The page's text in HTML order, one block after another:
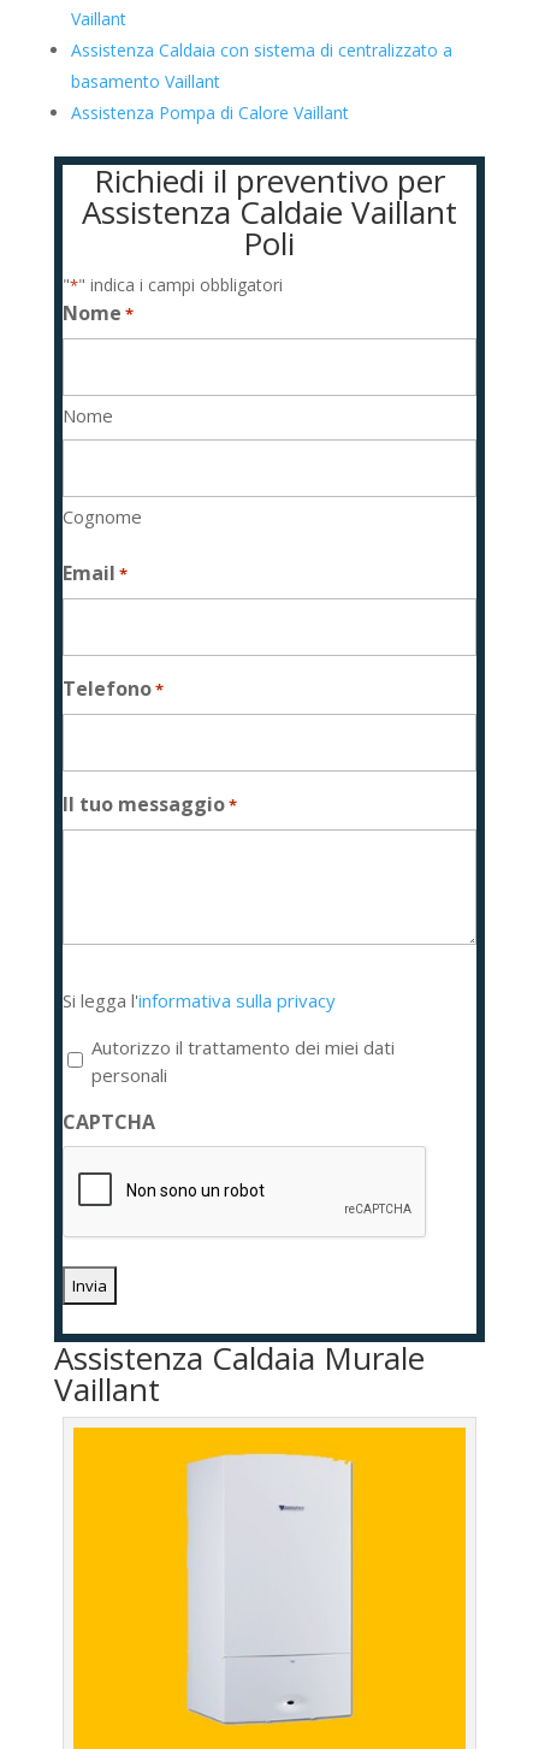
Vaillant
Assistenza Caldaia con sistema di centralizzato a
basamento Vaillant
Assistenza Pompa di Calore Vaillant
Richiedi il preventivo per
Assistenza Caldaie Vaillant
Poli
"*" indica i campi obbligatori
Nome *
Nome
Cognome
Email *
Telefono*
Il tuo messaggio*
legga
l'informativa
sulla
privacy
*
Si legga l'informativa sulla privacy
Autorizzo il trattamento dei miei dati
personali
CAPTCHA
Assistenza Caldaia Murale
Vaillant